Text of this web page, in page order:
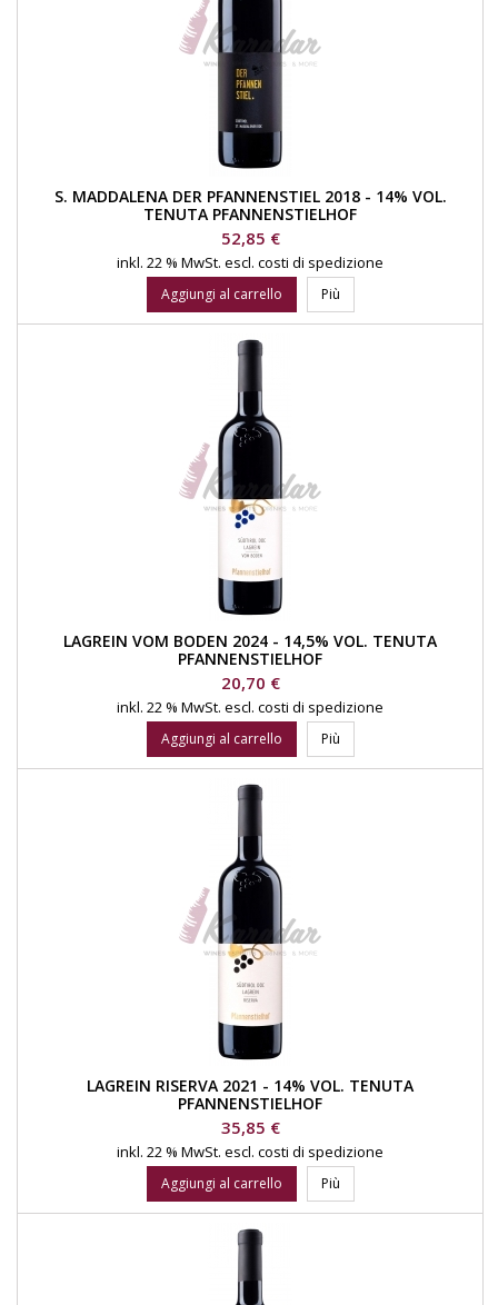
S. MADDALENA DER PFANNENSTIEL 2018 - 14% VOL.
TENUTA PFANNENSTIELHOF
Prezzo
52,85 €
inkl. 22 % MwSt. escl. costi di spedizione
Aggiungi al carrello Più
LAGREIN VOM BODEN 2024 - 14,5% VOL. TENUTA
PFANNENSTIELHOF
Prezzo
20,70 €
inkl. 22 % MwSt. escl. costi di spedizione
Aggiungi al carrello Più
LAGREIN RISERVA 2021 - 14% VOL. TENUTA
PFANNENSTIELHOF
Prezzo
35,85 €
inkl. 22 % MwSt. escl. costi di spedizione
Aggiungi al carrello Più